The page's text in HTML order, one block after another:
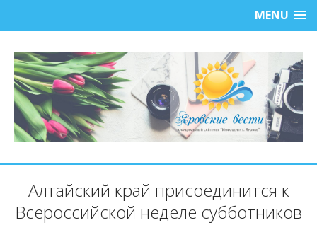
MENU
Алтайский край присоединится к
Всероссийской неделе субботников